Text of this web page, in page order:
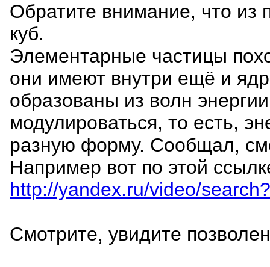
Обратите внимание, что из
куб.
Элементарные частицы
они имеют внутри ещё и
образованы из волн
модулироваться, то есть,
разную форму. Сообщал,
Например вот по этой
http://yandex.ru/video/
Смотрите, увидите